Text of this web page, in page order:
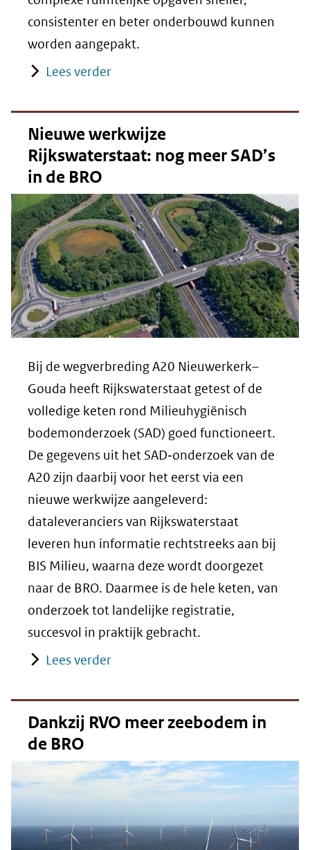
consistenter en beter onderbouwd kunnen
worden aangepakt.
Lees verder
Nieuwe werkwijze
Rijkswaterstaat: nog meer SAD’s
in de BRO
Bij de wegverbreding A20 Nieuwerkerk–
Gouda heeft Rijkswaterstaat getest of de
volledige keten rond Milieuhygiënisch
bodemonderzoek (SAD) goed functioneert.
De gegevens uit het SAD‑onderzoek van de
A20 zijn daarbij voor het eerst via een
nieuwe werkwijze aangeleverd:
dataleveranciers van Rijkswaterstaat
leveren hun informatie rechtstreeks aan bij
BIS Milieu, waarna deze wordt doorgezet
naar de BRO. Daarmee is de hele keten, van
onderzoek tot landelijke registratie,
succesvol in praktijk gebracht.
Lees verder
Dankzij RVO meer zeebodem in
de BRO